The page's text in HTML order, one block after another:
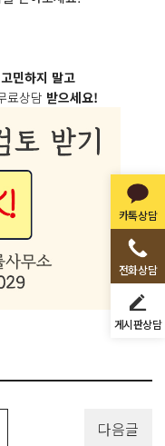
카톡상담
전화상담
게시판상담
민하지 말고
료상담 받으세요!
다음글